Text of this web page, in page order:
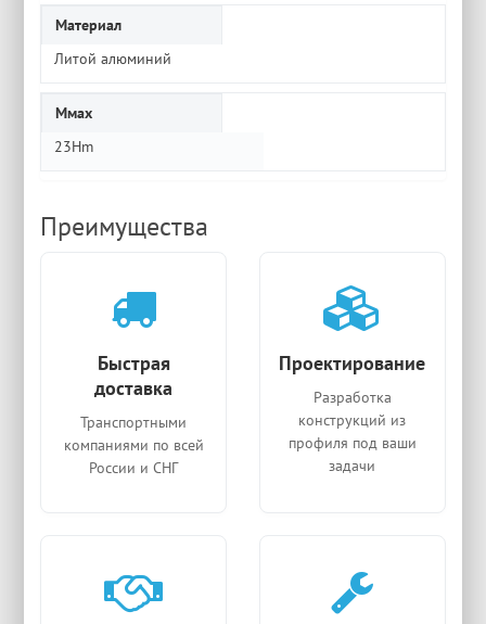
Материал
Литой алюминий
Ммах
23Hm
Преимущества
Быстрая
доставка
Транспортными
компаниями по всей
России и СНГ
Проектирование
Разработка
конструкций из
профиля под ваши
задачи